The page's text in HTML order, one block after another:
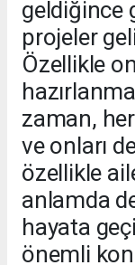
geldiğince
projeler
Özellikle
zaman,
ve onları
özellikle
anlamda
hayata
önemli